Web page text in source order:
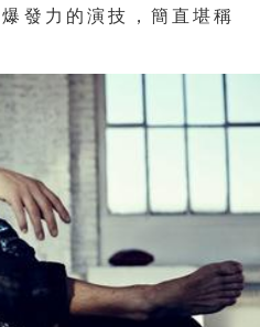
發力的演技，簡直堪稱